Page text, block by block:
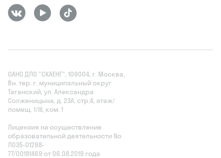
ОАНО ДПО "СКАЕНГ", 109004, г. Москва,
Вн. тер. г. муниципальный округ
Таганский, ул. Александра
Солженицына, д. 23А, стр.4, этаж/
помещ. 1/III, ком. 1
Лицензия на осуществление
образовательной деятельности No
Л035‑01298-
77/00181469 от 06.08.2019 года